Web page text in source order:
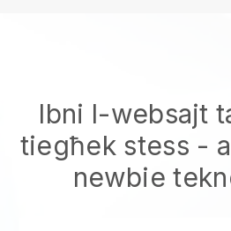
Ibni l-websajt
tiegħek stess -
newbie